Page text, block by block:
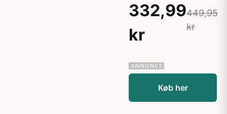
332,99
kr
449,95
kr
Køb her